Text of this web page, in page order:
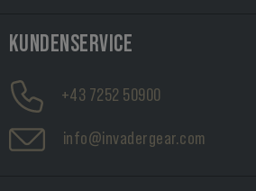
KUNDENSERVICE
+43 7252 50900
info@invadergear.com